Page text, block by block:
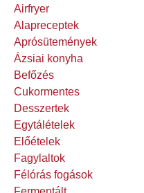
Airfryer
Alapreceptek
Aprósütemények
Ázsiai konyha
Befőzés
Cukormentes
Desszertek
Egytálételek
Előételek
Fagylaltok
Félórás fogások